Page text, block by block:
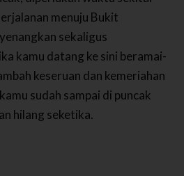
menuju Bukit
sekaligus
kamu datang ke sini beramai-
keseruan dan kemeriahan
sudah sampai di puncak
hilang seketika.